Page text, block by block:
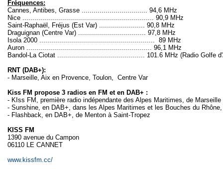
Fréquences:
Cannes, Antibes, Grasse ................................. 94,6 MHz
Nice .................................................................. 90,9 MHz
Saint-Raphaël, Fréjus (Est Var) ....................... 90,8 MHz
Draguignan (Centre Var) .................................. 97,8 MHz
Isola 2000 .......................................................... 89 MHz
Auron ............................................................... 96,1 MHz
Bandol-La Ciotat ............................................ 101.6 MHz (Radio Golfe
RNT (DAB+):
- Marseille, Aix en Provence, Toulon, Centre Var
Kiss FM propose 3 radios en FM et en DAB+ :
- KIss FM, première radio indépendante des Alpes Maritimes, de Marseille
- Sunshine, en DAB+, dans les Alpes Maritimes et les Bouches du Rhône,
- Flashback, en DAB+, de Menton à Saint-Tropez
KISS FM
1390 avenue du Campon
06110 LE CANNET
www.kissfm.cc/